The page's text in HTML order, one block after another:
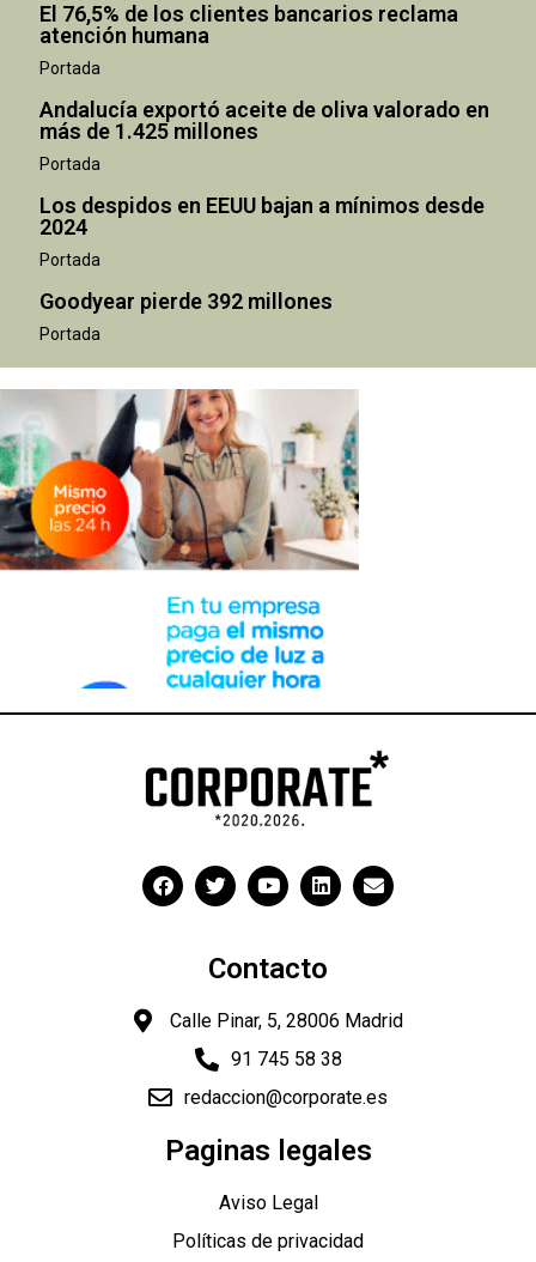
El 76,5% de los clientes bancarios reclama
atención humana
Portada
Andalucía exportó aceite de oliva valorado en
más de 1.425 millones
Portada
Los despidos en EEUU bajan a mínimos desde
2024
Portada
Goodyear pierde 392 millones
Portada
Contacto
Calle Pinar, 5, 28006 Madrid
91 745 58 38
redaccion@corporate.es
Paginas legales
Aviso Legal
Políticas de privacidad